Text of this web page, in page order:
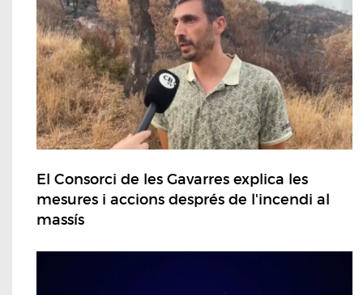
El Consorci de les Gavarres explica les
mesures i accions després de l'incendi al
massís